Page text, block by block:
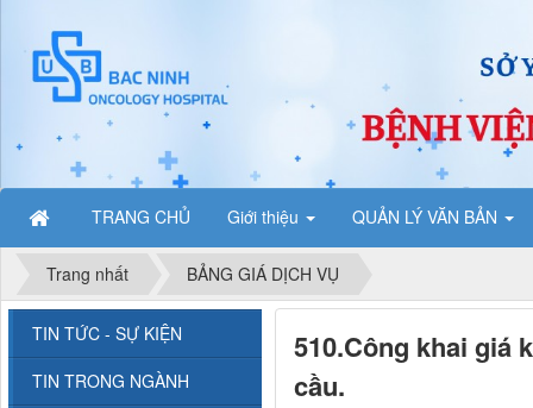
TRANG CHỦ Giới thiệu QUẢN LÝ VĂN BẢN
Trang nhất BẢNG GIÁ DỊCH VỤ
510.Công khai giá
cầu.
TIN TỨC - SỰ KIỆN
TIN TRONG NGÀNH